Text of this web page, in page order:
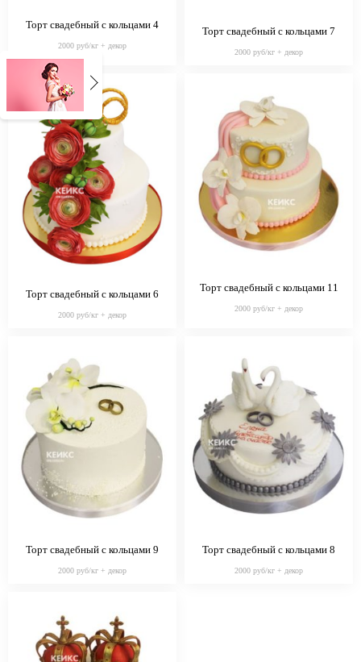
Торт свадебный с кольцами 4
2000 руб/кг + декор
Торт свадебный с кольцами 7
2000 руб/кг + декор
Торт свадебный с кольцами 6
2000 руб/кг + декор
Торт свадебный с кольцами 11
2000 руб/кг + декор
Торт свадебный с кольцами 9
2000 руб/кг + декор
Торт свадебный с кольцами 8
2000 руб/кг + декор